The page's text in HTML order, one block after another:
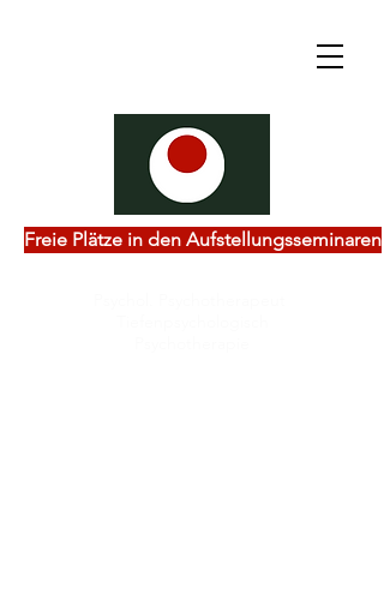
Freie Plätze in den Aufstellungsseminaren